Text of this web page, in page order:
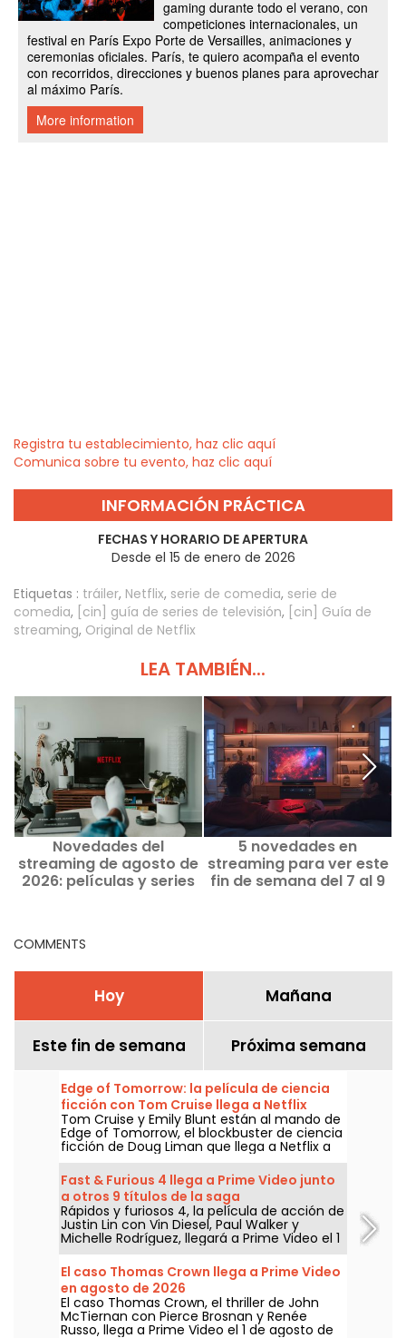
Registra tu establecimiento, haz clic aquí
Comunica sobre tu evento, haz clic aquí
INFORMACIÓN PRÁCTICA
FECHAS Y HORARIO DE APERTURA
Desde el 15 de enero de 2026
Etiquetas : tráiler, Netflix, serie de comedia, serie de
comedia, [cin] guía de series de televisión, [cin] Guía de
streaming, Original de Netflix
LEA TAMBIÉN...
Novedades del
streaming de agosto de
2026: películas y series
5 novedades en
streaming para ver este
fin de semana del 7 al 9
COMMENTS
Hoy Mañana
Este fin de semana Próxima semana
Edge of Tomorrow: la película de ciencia
ficción con Tom Cruise llega a Netflix
Tom Cruise y Emily Blunt están al mando de
Edge of Tomorrow, el blockbuster de ciencia
ficción de Doug Liman que llega a Netflix a
partir del 6 de agosto de 2026.
Fast & Furious 4 llega a Prime Video junto
a otros 9 títulos de la saga
Rápidos y furiosos 4, la película de acción de
Justin Lin con Vin Diesel, Paul Walker y
Michelle Rodríguez, llegará a Prime Video el 1
de agosto de 2026, junto a varios capítulos
de la saga.
El caso Thomas Crown llega a Prime Video
en agosto de 2026
El caso Thomas Crown, el thriller de John
McTiernan con Pierce Brosnan y Renée
Russo, llega a Prime Video el 1 de agosto de